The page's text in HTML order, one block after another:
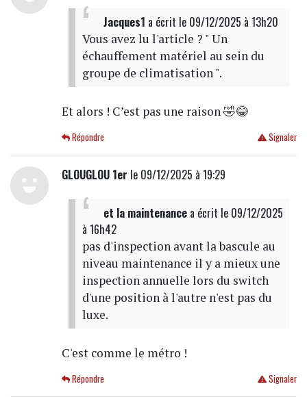
Jacques1 a écrit le 09/12/2025 à 13h20
Vous avez lu l'article ? " Un
échauffement matériel au sein du
groupe de climatisation ".
Et alors ! C’est pas une raison 🤣😂
Signaler
Répondre
GLOUGLOU 1er le 09/12/2025 à 19:29
et la maintenancea écrit le 09/12/2025
à 16h42
pas d'inspection avant la bascule au
niveau maintenance il y a mieux une
inspection annuelle lors du switch
d'une position à l'autre n'est pas du
luxe.
C'est comme le métro !
Signaler
Répondre